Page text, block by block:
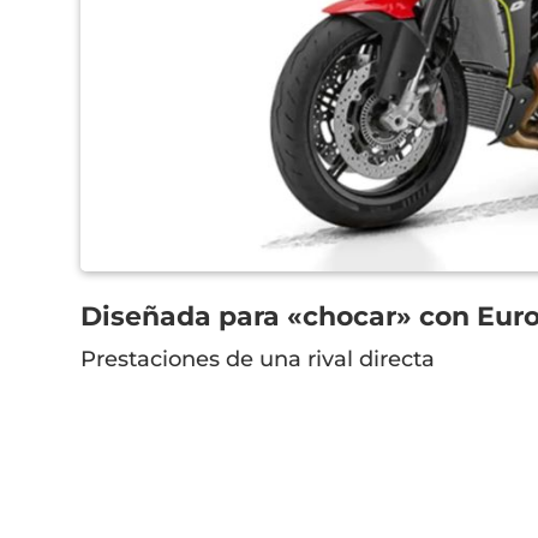
Diseñada para «chocar» con
Prestaciones de una rival directa